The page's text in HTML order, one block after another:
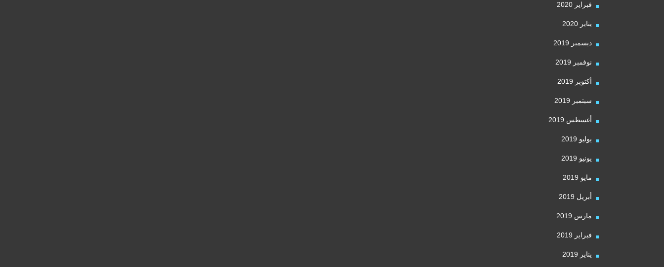
فبراير 2020
يناير 2020
ديسمبر 2019
نوفمبر 2019
أكتوبر 2019
سبتمبر 2019
أغسطس 2019
يوليو 2019
يونيو 2019
مايو 2019
أبريل 2019
مارس 2019
فبراير 2019
يناير 2019